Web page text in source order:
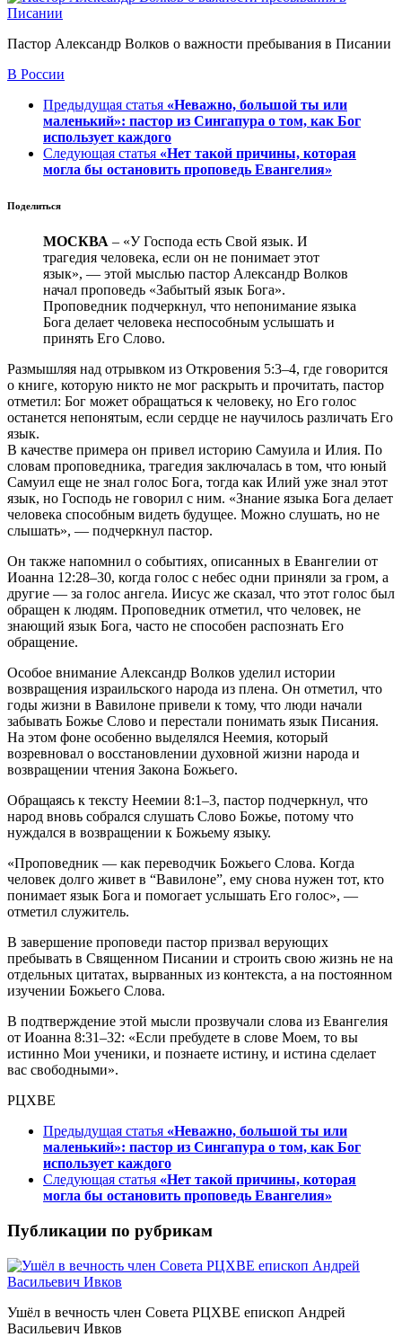
Пастор Александр Волков о важности пребывания в Писании
В России
Предыдущая статья «Неважно, большой ты или
маленький»: пастор из Сингапура о том, как Бог
использует каждого
Следующая статья «Нет такой причины, которая
могла бы остановить проповедь Евангелия»
Поделиться
МОСКВА – «У Господа есть Свой язык. И
трагедия человека, если он не понимает этот
язык», — этой мыслью пастор Александр Волков
начал проповедь «Забытый язык Бога».
Проповедник подчеркнул, что непонимание языка
Бога делает человека неспособным услышать и
принять Его Слово.
Размышляя над отрывком из Откровения 5:3–4, где говорится
о книге, которую никто не мог раскрыть и прочитать, пастор
отметил: Бог может обращаться к человеку, но Его голос
останется непонятым, если сердце не научилось различать Его
язык.
В качестве примера он привел историю Самуила и Илия. По
словам проповедника, трагедия заключалась в том, что юный
Самуил еще не знал голос Бога, тогда как Илий уже знал этот
язык, но Господь не говорил с ним. «Знание языка Бога делает
человека способным видеть будущее. Можно слушать, но не
слышать», — подчеркнул пастор.
Он также напомнил о событиях, описанных в Евангелии от
Иоанна 12:28–30, когда голос с небес одни приняли за гром, а
другие — за голос ангела. Иисус же сказал, что этот голос был
обращен к людям. Проповедник отметил, что человек, не
знающий язык Бога, часто не способен распознать Его
обращение.
Особое внимание Александр Волков уделил истории
возвращения израильского народа из плена. Он отметил, что
годы жизни в Вавилоне привели к тому, что люди начали
забывать Божье Слово и перестали понимать язык Писания.
На этом фоне особенно выделялся Неемия, который
возревновал о восстановлении духовной жизни народа и
возвращении чтения Закона Божьего.
Обращаясь к тексту Неемии 8:1–3, пастор подчеркнул, что
народ вновь собрался слушать Слово Божье, потому что
нуждался в возвращении к Божьему языку.
«Проповедник — как переводчик Божьего Слова. Когда
человек долго живет в “Вавилоне”, ему снова нужен тот, кто
понимает язык Бога и помогает услышать Его голос», —
отметил служитель.
В завершение проповеди пастор призвал верующих
пребывать в Священном Писании и строить свою жизнь не на
отдельных цитатах, вырванных из контекста, а на постоянном
изучении Божьего Слова.
В подтверждение этой мысли прозвучали слова из Евангелия
от Иоанна 8:31–32: «Если пребудете в слове Моем, то вы
истинно Мои ученики, и познаете истину, и истина сделает
вас свободными».
РЦХВЕ
Предыдущая статья «Неважно, большой ты или
маленький»: пастор из Сингапура о том, как Бог
использует каждого
Следующая статья «Нет такой причины, которая
могла бы остановить проповедь Евангелия»
Публикации по рубрикам
Ушёл в вечность член Совета РЦХВЕ епископ Андрей
Васильевич Ивков